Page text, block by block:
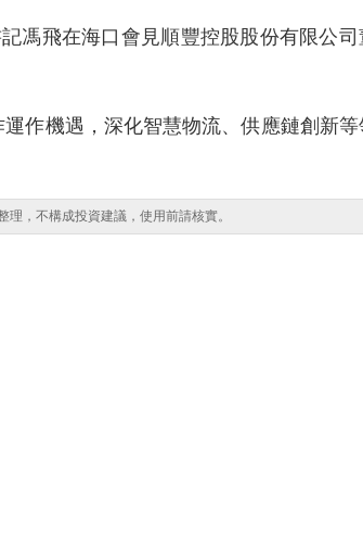
馮飛在海口會見順豐控股股份有限公司
作機遇，深化智慧物流、供應鏈創新等
，不構成投資建議，使用前請核實。